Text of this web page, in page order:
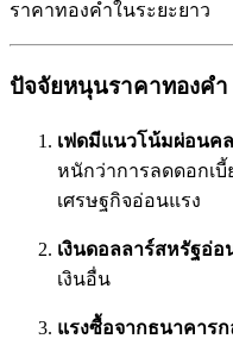
ราคาทองคำในระยะยาว
ปัจจัยหนุนราคาทองคำ
เฟดมีแนวโน้มผ่อนค
หนักว่าการลดดอกเบี้
เศรษฐกิจอ่อนแรง
เงินดอลลาร์สหรัฐอ่อ
เงินอื่น
แรงซื้อจากธนาคาร